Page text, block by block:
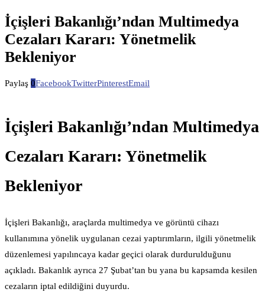
İçişleri Bakanlığı’ndan Multimedya
Cezaları Kararı: Yönetmelik
Bekleniyor
Paylaş 0FacebookTwitterPinterestEmail
İçişleri Bakanlığı’ndan Multimedya
Cezaları Kararı: Yönetmelik
Bekleniyor
İçişleri Bakanlığı, araçlarda multimedya ve görüntü cihazı
kullanımına yönelik uygulanan cezai yaptırımların, ilgili yönetmelik
düzenlemesi yapılıncaya kadar geçici olarak durdurulduğunu
açıkladı. Bakanlık ayrıca 27 Şubat’tan bu yana bu kapsamda kesilen
cezaların iptal edildiğini duyurdu.